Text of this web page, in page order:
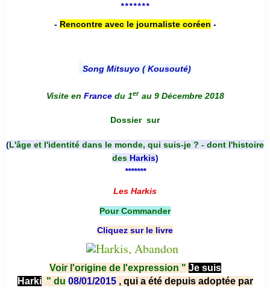
*******
- Rencontre avec le journaliste coréen -
Song Mitsuyo ( Kousouté)
Visite en France du 1er au 9 Décembre 2018
Dossier sur
(L'âge et l'identité dans le monde, qui suis-je ? - dont l'histoire
des Harkis)
*******
Les Harkis
Pour Commander
Cliquez sur le livre
Voir l'origine de l'expression " Je suis
Harki " du 08/01/2015 , qui a été depuis adoptée par